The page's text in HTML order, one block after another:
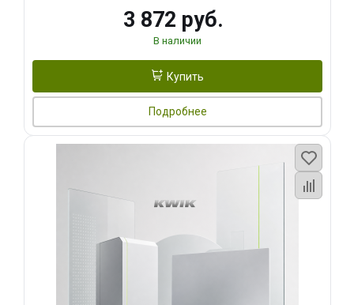
3 872 руб.
В наличии
Купить
Подробнее